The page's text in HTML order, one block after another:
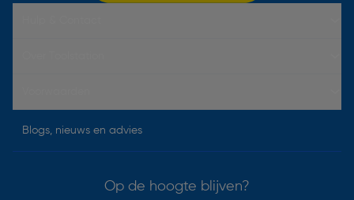
Blogs, nieuws en advies
Op de hoogte blijven?